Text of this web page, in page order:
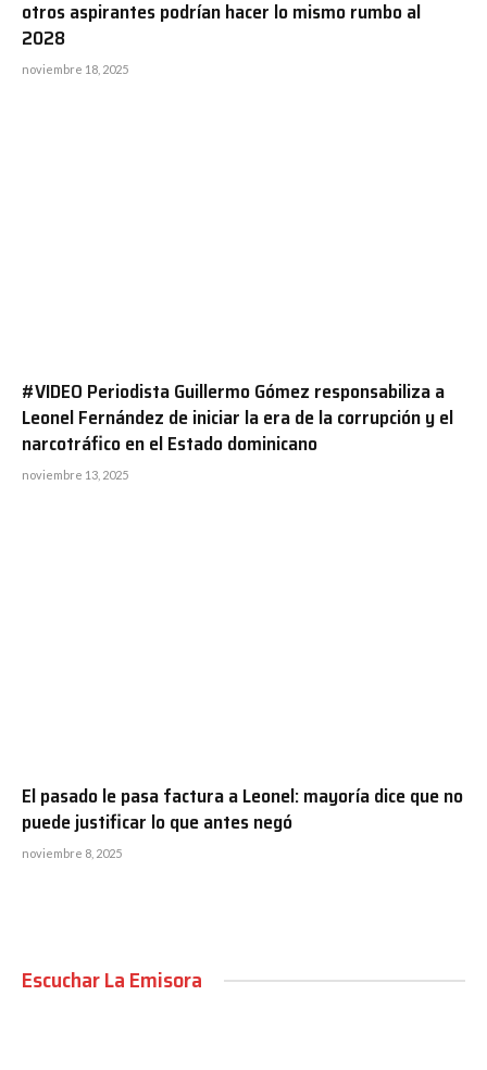
otros aspirantes podrían hacer lo mismo rumbo al
2028
noviembre 18, 2025
#VIDEO Periodista Guillermo Gómez responsabiliza a
Leonel Fernández de iniciar la era de la corrupción y el
narcotráfico en el Estado dominicano
noviembre 13, 2025
El pasado le pasa factura a Leonel: mayoría dice que no
puede justificar lo que antes negó
noviembre 8, 2025
Escuchar La Emisora